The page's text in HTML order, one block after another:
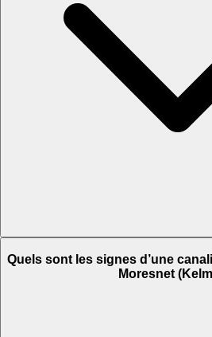
Quels sont les signes d’une
Moresnet